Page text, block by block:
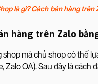
là gì? Cách bán hàng trên
hàng trên Zalo
mà chủ shop có thể
Zalo OA). Sau đây là